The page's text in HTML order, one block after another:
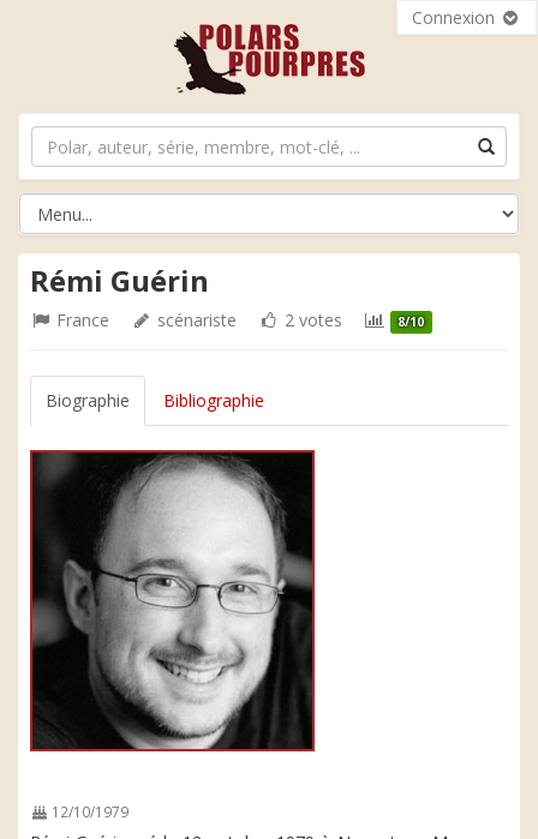
Connexion
Rémi Guérin
France scénariste 2 votes 8/10
Biographie Bibliographie
12/10/1979